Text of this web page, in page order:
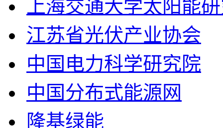
上海交通大学太阳能
江苏省光伏产业协会
中国电力科学研究院
中国分布式能源网
隆基绿能